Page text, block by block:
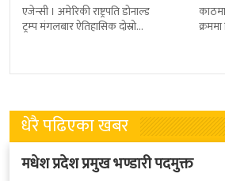
एजेन्सी । अमेरिकी राष्ट्रपति डोनाल्ड
ट्रम्प मंगलबार ऐतिहासिक दोस्रो
बेलायत सरकारले
धेरै पढिएका खबर
मधेश प्रदेश प्रमुख भण्डारी पदमुक्त